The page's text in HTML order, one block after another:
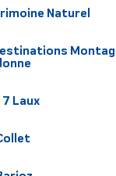
Naturel
7 Laux